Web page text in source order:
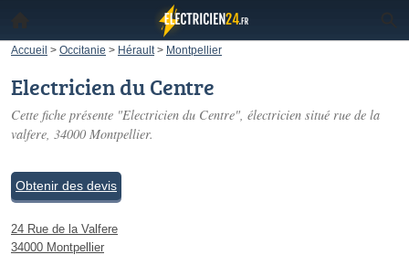
Accueil > Occitanie > Hérault > Montpellier
Electricien du Centre
Cette fiche présente "Electricien du Centre", électricien situé rue de la
valfere, 34000 Montpellier.
Obtenir des devis
24 Rue de la Valfere
34000 Montpellier